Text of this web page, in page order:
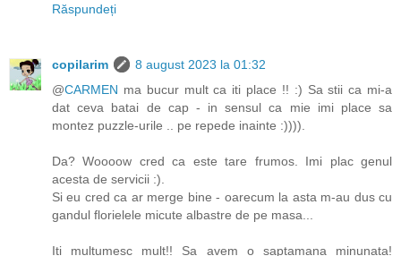
Răspundeți
copilarim
8 august 2023 la 01:32
@CARMEN ma bucur mult ca iti place !! :) Sa stii ca mi-a
dat ceva batai de cap - in sensul ca mie imi place sa
montez puzzle-urile .. pe repede inainte :)))).
Da? Woooow cred ca este tare frumos. Imi plac genul
acesta de servicii :).
Si eu cred ca ar merge bine - oarecum la asta m-au dus cu
gandul florielele micute albastre de pe masa...
Iti multumesc mult!! Sa avem o saptamana minunata!